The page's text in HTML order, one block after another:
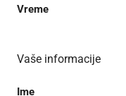
Vreme
Vaše informacije
Ime